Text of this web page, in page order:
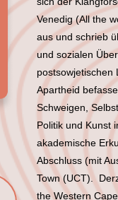
Venedig (All the
aus und schrieb
und sozialen
postsowjetischen
Apartheid
Schweigen,
Politik und Kunst
akademische
Abschluss (mit
Town (UCT).
the Western